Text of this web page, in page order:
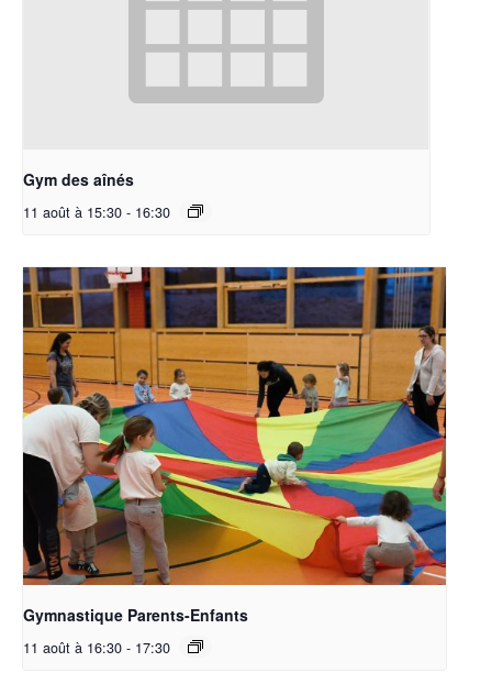
Gym des aînés
11 août à 15:30 - 16:30
Gymnastique Parents-Enfants
11 août à 16:30 - 17:30